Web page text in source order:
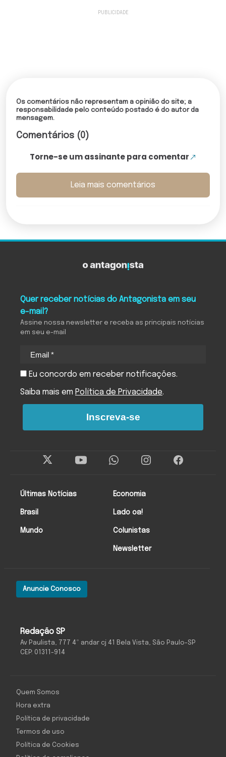
Os comentários não representam a opinião do site; a
responsabilidade pelo conteúdo postado é do autor da
mensagem.
Comentários (0)
Torne-se um assinante para comentar
Leia mais comentários
Redação SP
Av Paulista, 777 4º andar cj 41 Bela Vista, São Paulo-SP
CEP: 01311-914
Anuncie Conosco
Últimas Notícias
Brasil
Mundo
Economia
Lado oa!
Colunistas
Newsletter
Quer receber notícias do Antagonista em seu
e-mail?
Assine nossa newsletter e receba as principais notícias
em seu e-mail
Eu concordo em receber notificações.
Saiba mais em Política de Privacidade.
Inscreva-se
Quem Somos
Hora extra
Política de privacidade
Termos de uso
Política de Cookies